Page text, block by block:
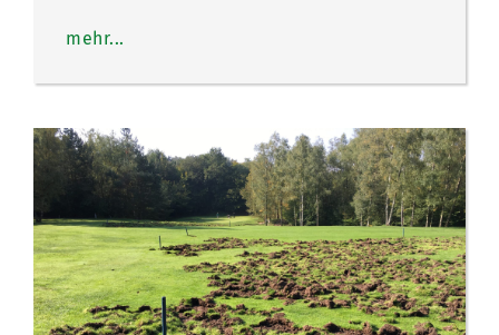
mehr...